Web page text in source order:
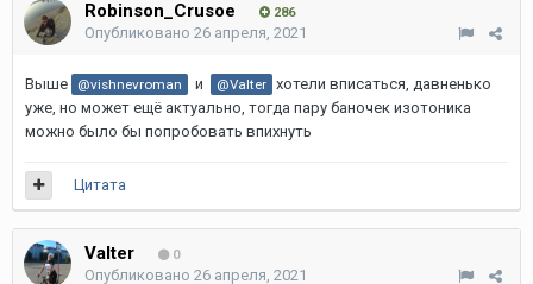
Robinson_Crusoe 286
Опубликовано 26 апреля, 2021
Выше @vishnevroman и @Valter хотели вписаться, давненько
уже, но может ещё актуально, тогда пару баночек изотоника
можно было бы попробовать впихнуть
Цитата
Valter 0
Опубликовано 26 апреля, 2021